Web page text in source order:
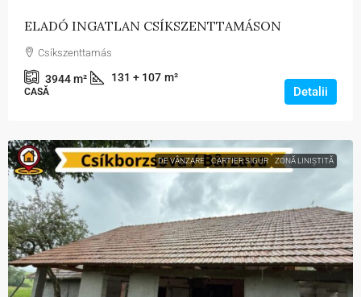
ELADÓ INGATLAN CSÍKSZENTTAMÁSON
Csíkszenttamás
3944m² 131 + 107 m²
CASĂ Detalii
DE VÂNZARE CARTIER SIGUR ZONĂ LINIȘTITĂ